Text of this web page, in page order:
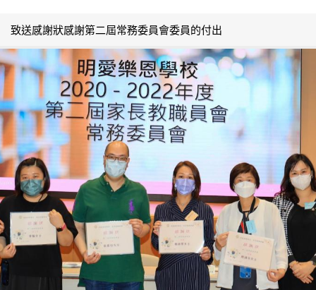
致送感謝狀感謝第二屆常務委員會委員的付出